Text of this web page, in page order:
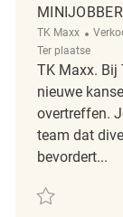
TK Maxx
Ter plaatse
TK Maxx. Bij
nieuwe
overtreffen.
team dat
bevordert...
Redden